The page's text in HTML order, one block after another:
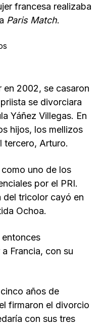
francesa realizaba
Paris Match.
en 2002, se casaron
se divorciara
Yáñez Villegas. En
hijos, los mellizos
tercero, Arturo.
uno de los
por el PRI.
del tricolor cayó en
Ochoa.
Francia, con su
años de
firmaron el divorcio
con sus tres